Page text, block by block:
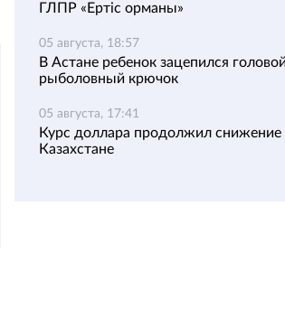
ГЛПР «Ертіс орманы»
05 августа, 18:57
В Астане ребенок зацепился
рыболовный крючок
05 августа, 17:41
Курс доллара продолжил снижение
Казахстане